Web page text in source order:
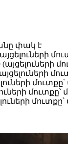
փակ է
(այցելուների
մուտքը՝
մուտքը՝
մուտքը՝